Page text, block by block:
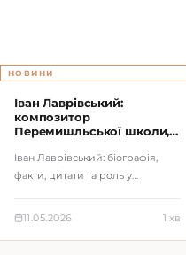
НОВИНИ
Іван Лаврівський:
композитор
Перемишльської школи,
хор до інституцій
Іван Лаврівський: біографія,
факти, цитати та роль у
11.05.2026 1 хв